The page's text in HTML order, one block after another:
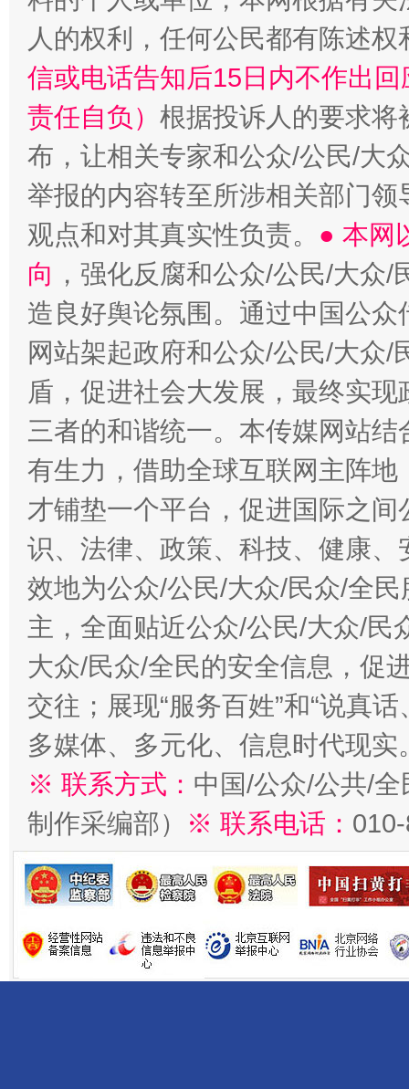
人的权利，任何公民都有陈述
信或电话告知后15日内不作出
责任自负） 根据投诉人的要求将
布，让相关专家和公众/公民/大
举报的内容转至所涉相关部门
观点和对其真实性负责。 ● 本网
向 ，强化反腐和公众/公民/大众
造良好舆论氛围。通过中国公
网站架起政府和公众/公民/大众
盾，促进社会大发展，最终实
三者的和谐统一。本传媒网站
有生力，借助全球互联网主阵
才铺垫一个平台，促进国际之
识、法律、政策、科技、健康
效地为公众/公民/大众/民众/全
主，全面贴近公众/公民/大众/民
大众/民众/全民的安全信息，促
交往；展现“服务百姓”和“说真
多媒体、多元化、信息时代现实
※ 联系方式： 中国/公众/公共/
制作采编部）
※ 联系电话：